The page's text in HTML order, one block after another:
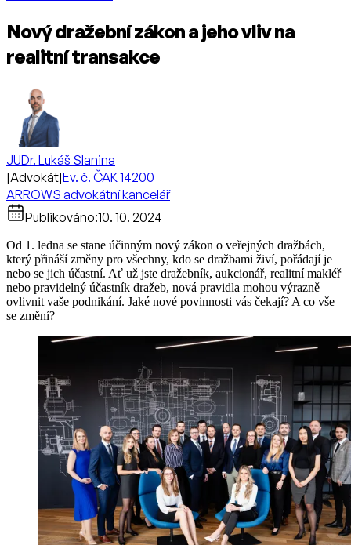
Nový dražební zákon a jeho vliv na
realitní transakce
JUDr. Lukáš Slanina
|Advokát|Ev. č. ČAK 14200
ARROWS advokátní kancelář
Publikováno:10. 10. 2024
Od 1. ledna se stane účinným nový zákon o veřejných dražbách,
který přináší změny pro všechny, kdo se dražbami živí, pořádají je
nebo se jich účastní. Ať už jste dražebník, aukcionář, realitní makléř
nebo pravidelný účastník dražeb, nová pravidla mohou výrazně
ovlivnit vaše podnikání. Jaké nové povinnosti vás čekají? A co vše
se změní?